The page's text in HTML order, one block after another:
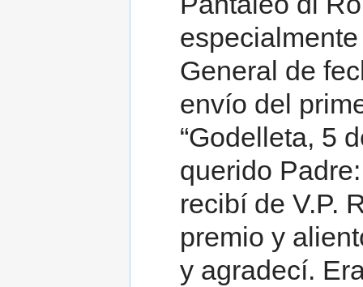
General de
envío del
“Godelleta, 5
querido
recibí de V.P.
premio y
y agradecí.